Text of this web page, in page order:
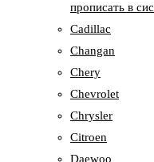
прописать в
Cadillac
Changan
Chery
Chevrolet
Chrysler
Citroen
Daewoo